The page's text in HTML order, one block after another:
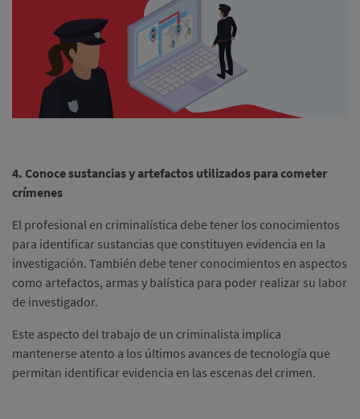
4. Conoce sustancias y artefactos utilizados para cometer
crímenes
El profesional en criminalística debe tener los conocimientos
para identificar sustancias que constituyen evidencia en la
investigación. También debe tener conocimientos en aspectos
como artefactos, armas y balística para poder realizar su labor
de investigador.
Este aspecto del trabajo de un criminalista implica
mantenerse atento a los últimos avances de tecnología que
permitan identificar evidencia en las escenas del crimen.